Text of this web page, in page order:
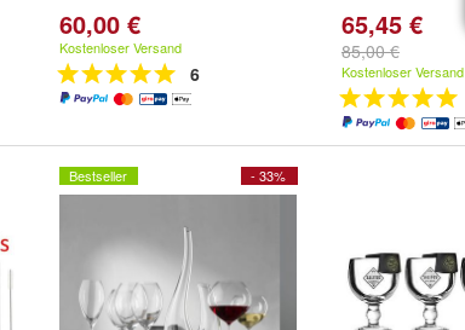
60,00 €
Kostenloser Versand
6
65,45 €
85,00 €
Kostenloser Versand
- 33%
Bestseller